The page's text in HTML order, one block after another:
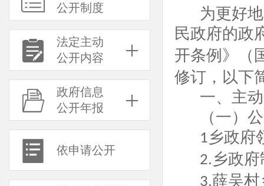
公开制度
法定主动
公开内容
政府信息
公开年报
依申请公开
为更好
民政府的政
开条例》（
修订，以下
一、主
（一）
1乡政府
2. 乡政
3.薛吴村